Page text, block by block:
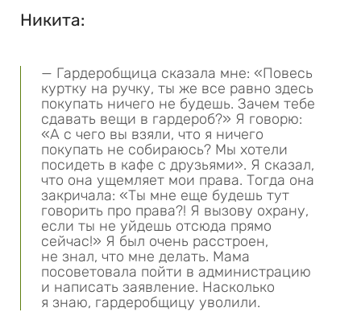
Никита:
— Гардеробщица сказала мне: «Повесь
куртку на ручку, ты же все равно здесь
покупать ничего не будешь. Зачем тебе
сдавать вещи в гардероб?» Я говорю:
«А с чего вы взяли, что я ничего
покупать не собираюсь? Мы хотели
посидеть в кафе с друзьями». Я сказал,
что она ущемляет мои права. Тогда она
закричала: «Ты мне еще будешь тут
говорить про права?! Я вызову охрану,
если ты не уйдешь отсюда прямо
сейчас!» Я был очень расстроен,
не знал, что мне делать. Мама
посоветовала пойти в администрацию
и написать заявление. Насколько
я знаю, гардеробщицу уволили.